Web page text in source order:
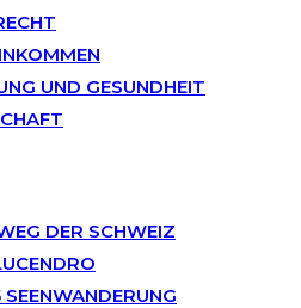
UND GESUNDHEIT
DER SCHWEIZ